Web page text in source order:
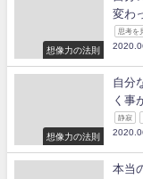
想像力の法則
変わ
思考を
想像力の法則
自分
く事
静寂
本当